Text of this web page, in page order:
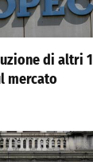
di altri
mercato